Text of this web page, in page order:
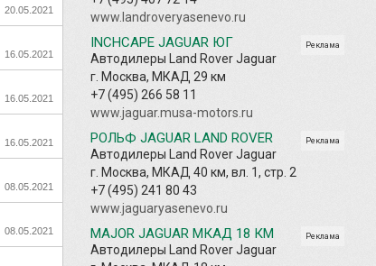
20.05.2021
16.05.2021
16.05.2021
16.05.2021
08.05.2021
08.05.2021
www.landroveryasenevo.ru
Реклама
INCHCAPE JAGUAR ЮГ
Автодилеры Land Rover Jaguar
г. Москва, МКАД 29 км
+7 (495) 266 58 11
www.jaguar.musa-motors.ru
Реклама
РОЛЬФ JAGUAR LAND ROVER
Автодилеры Land Rover Jaguar
г. Москва, МКАД 40 км, вл. 1, стр. 2
+7 (495) 241 80 43
www.jaguaryasenevo.ru
Реклама
MAJOR JAGUAR МКАД 18 КМ
Автодилеры Land Rover Jaguar